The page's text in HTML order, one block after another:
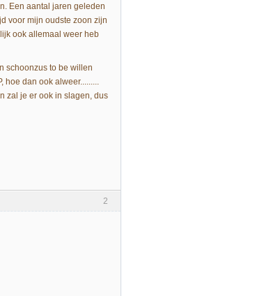
Een aantal jaren geleden
voor mijn oudste zoon zijn
ook allemaal weer heb
schoonzus to be willen
hoe dan ook alweer.........
zal je er ook in slagen, dus
2